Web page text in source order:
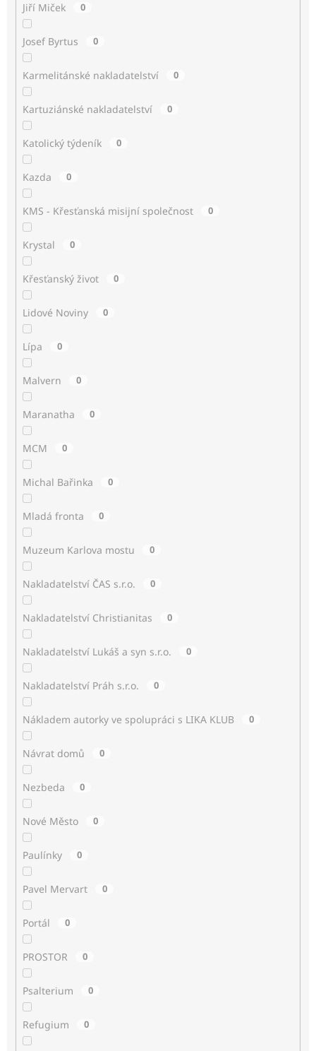
Jiří Miček 0
Josef Byrtus 0
Karmelitánské nakladatelství 0
Kartuziánské nakladatelství 0
Katolický týdeník 0
Kazda 0
KMS - Křesťanská misijní společnost 0
Krystal 0
Křesťanský život 0
Lidové Noviny 0
Lípa 0
Malvern 0
Maranatha 0
MCM 0
Michal Bařinka 0
Mladá fronta 0
Muzeum Karlova mostu 0
Nakladatelství ČAS s.r.o. 0
Nakladatelství Christianitas 0
Nakladatelství Lukáš a syn s.r.o. 0
Nakladatelství Práh s.r.o. 0
Nákladem autorky ve spolupráci s LIKA KLUB 0
Návrat domů 0
Nezbeda 0
Nové Město 0
Paulínky 0
Pavel Mervart 0
Portál 0
PROSTOR 0
Psalterium 0
Refugium 0